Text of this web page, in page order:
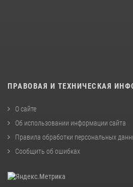
ПРАВОВАЯ И ТЕХНИЧЕСКАЯ
О сайте
Об использовании информации сайта
Правила обработки персональных
Сообщить об ошибках